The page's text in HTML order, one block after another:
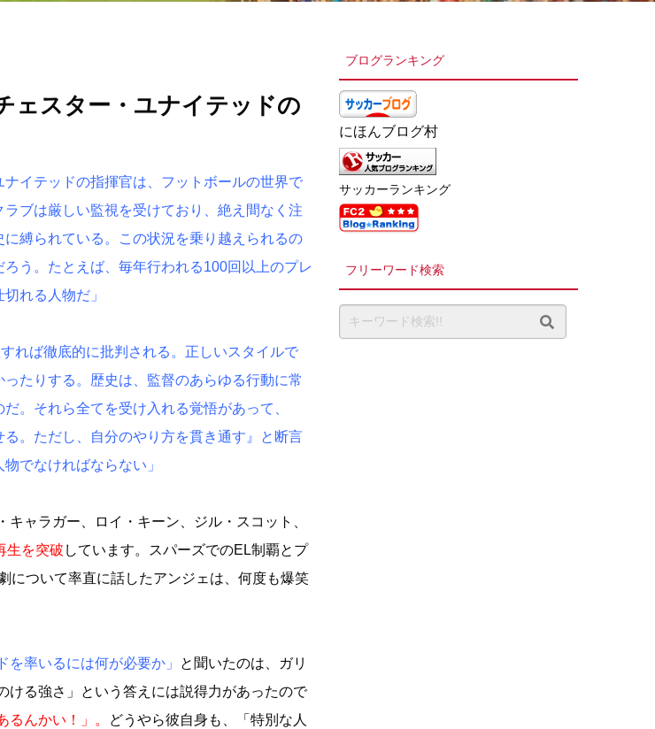
ェスター・ユナイテッドの
ナイテッドの指揮官は、フットボールの世界で
ブは厳しい監視を受けており、絶え間なく注
に縛られている。この状況を乗り越えられるの
う。たとえば、毎年行われる100回以上のプレ
れる人物だ」
すれば徹底的に批判される。正しいスタイルで
ったりする。歴史は、監督のあらゆる行動に常
。それら全てを受け入れる覚悟があって、
る。ただし、自分のやり方を貫き通す』と断言
でなければならない」
キャラガー、ロイ・キーン、ジル・スコット、
生を突破 しています。スパーズでのEL制覇とプ
について率直に話したアンジェは、何度も爆笑
を率いるには何が必要か」
と聞いたのは、ガリ
ける強さ」という答えには説得力があったので
るんかい！」。
どうやら彼自身も、「特別な人
ブログランキング
にほんブログ村
サッカーランキング
フリーワード検索